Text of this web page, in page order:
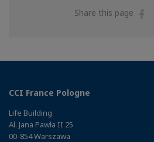
Share this page
CCI France Pologne
Life Building
Al. Jana Pawła II 25
00-854 Warszawa